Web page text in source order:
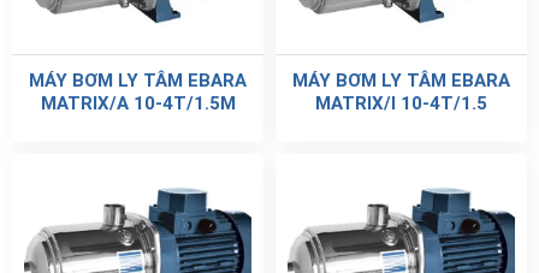
MÁY BƠM LY TÂM EBARA
MATRIX/A 10-4T/1.5M
MÁY BƠM LY TÂM EBARA
MATRIX/I 10-4T/1.5